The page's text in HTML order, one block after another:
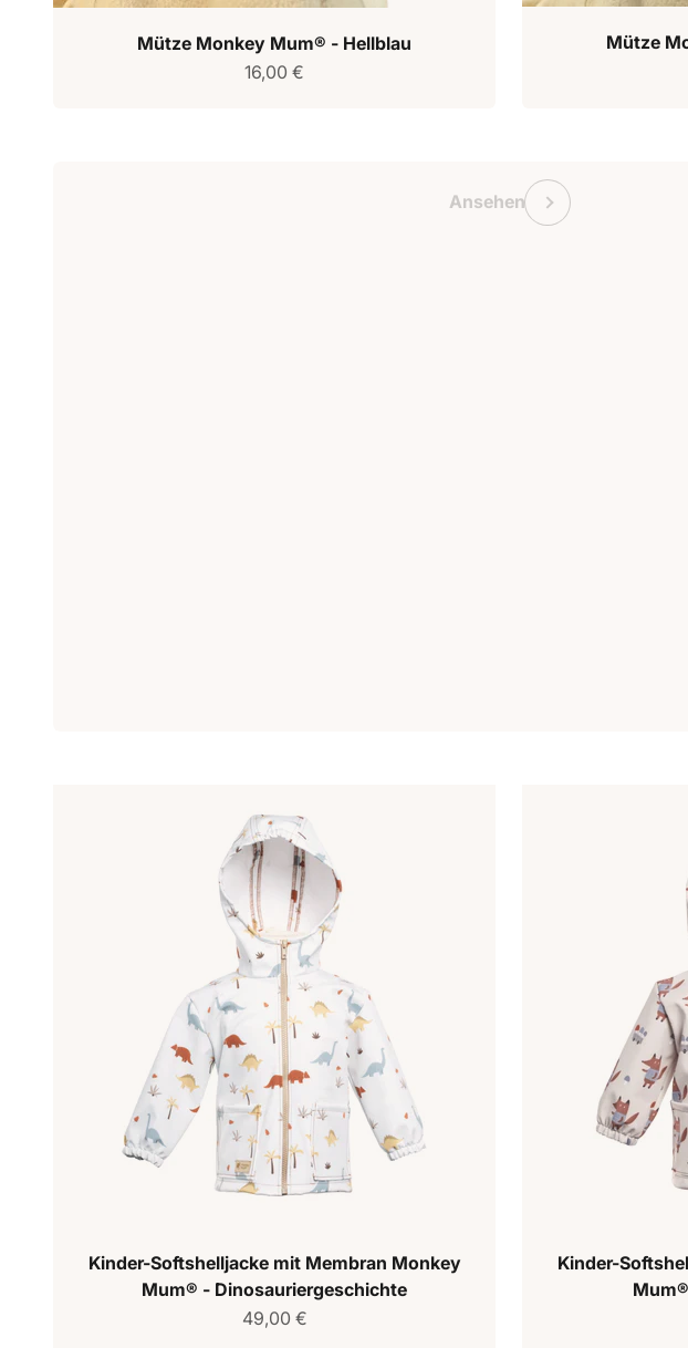
Mütze Monkey Mum® - Hellblau
Verkaufspreis
16,00 €
Mütze
AnsehenVorherige
Kinder-Softshelljacke mit Membran Monkey
Mum® - Dinosauriergeschichte
Verkaufspreis
49,00 €
Kinder-